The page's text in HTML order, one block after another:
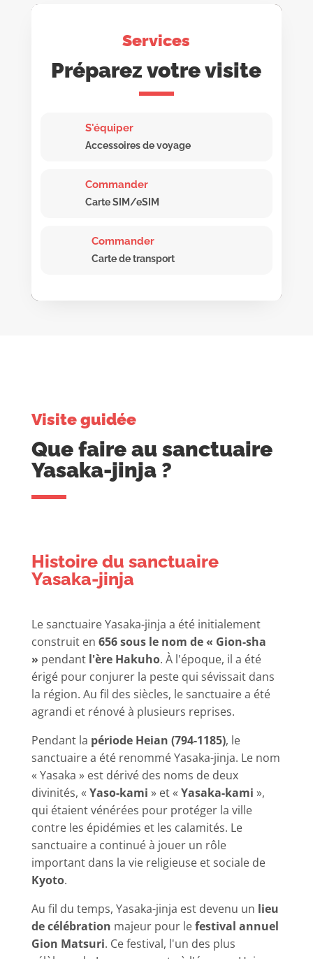
Services
Préparez votre visite
S'équiper
Accessoires de voyage
Commander
Carte SIM/eSIM
Commander
Carte de transport
Visite guidée
Que faire au sanctuaire
Yasaka-jinja ?
Histoire du sanctuaire
Yasaka-jinja
Le sanctuaire Yasaka-jinja a été initialement
construit en 656 sous le nom de « Gion-sha
» pendant l'ère Hakuho. À l'époque, il a été
érigé pour conjurer la peste qui sévissait dans
la région. Au fil des siècles, le sanctuaire a été
agrandi et rénové à plusieurs reprises.
Pendant la période Heian (794-1185), le
sanctuaire a été renommé Yasaka-jinja. Le nom
« Yasaka » est dérivé des noms de deux
divinités, « Yaso-kami » et « Yasaka-kami »,
qui étaient vénérées pour protéger la ville
contre les épidémies et les calamités. Le
sanctuaire a continué à jouer un rôle
important dans la vie religieuse et sociale de
Kyoto.
Au fil du temps, Yasaka-jinja est devenu un lieu
de célébration majeur pour lefestival annuel
Gion Matsuri. Ce festival, l'un des plus